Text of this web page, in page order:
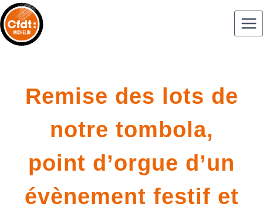
Remise des lots de
notre tombola,
point d’orgue d’un
évènement festif et